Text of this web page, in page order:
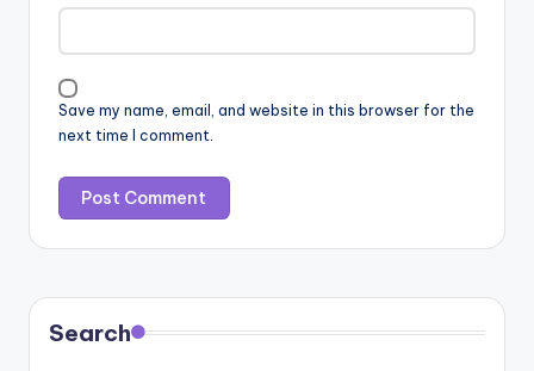
Save my name, email, and website in this browser for the
next time I comment.
Search